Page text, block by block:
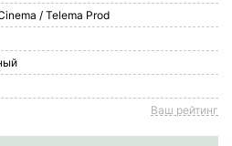
/ Telema Prod
Ваш рейтинг